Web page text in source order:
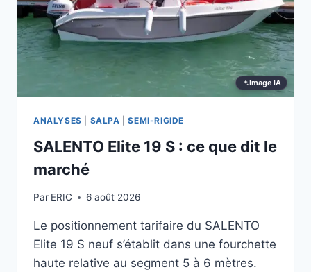
Image IA
ANALYSES SALPA |SEMI-RIGIDE
SALENTO Elite 19 S : ce que dit le
marché
Par ERIC 6 août 2026
Le positionnement tarifaire du SALENTO
Elite 19 S neuf s’établit dans une fourchette
haute relative au segment 5 à 6 mètres.